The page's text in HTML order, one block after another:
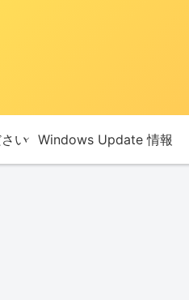
い Windows Update 情報